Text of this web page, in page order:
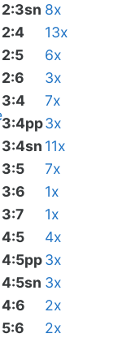
2:3sn 8x
2:4
13x
2:5
6x
2:6
3x
3:4
7x
3:4pp3x
3:4sn 11x
3:5
7x
3:6
1x
3:7
1x
4:5
4x
4:5pp3x
4:5sn 3x
4:6
2x
5:6
2x